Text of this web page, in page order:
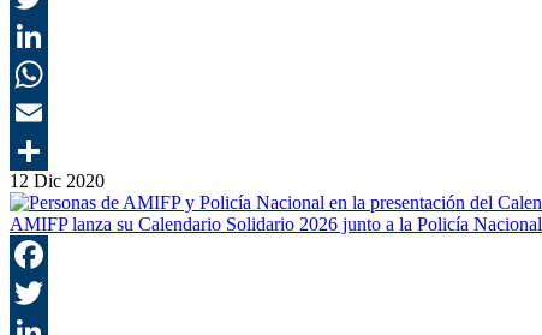
12 Dic 2020
AMIFP lanza su Calendario Solidario 2026 junto a la Policía Nacional